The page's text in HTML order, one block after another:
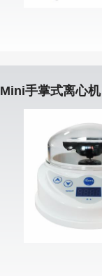
Mini手掌式离心机